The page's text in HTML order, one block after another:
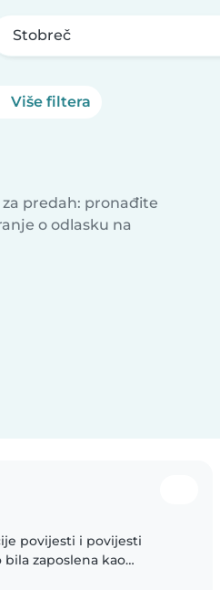
Stobreč
Više filtera
predah: pronađite
o odlasku na
povijesti i povijesti
zaposlena kao